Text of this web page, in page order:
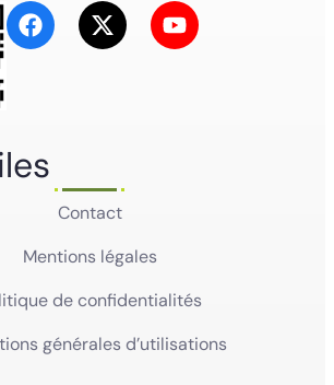
Contact
Mentions légales
de confidentialités
générales d’utilisations